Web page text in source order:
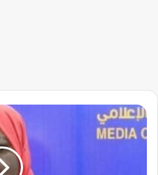
مصادر
تكشف
تفاصيل